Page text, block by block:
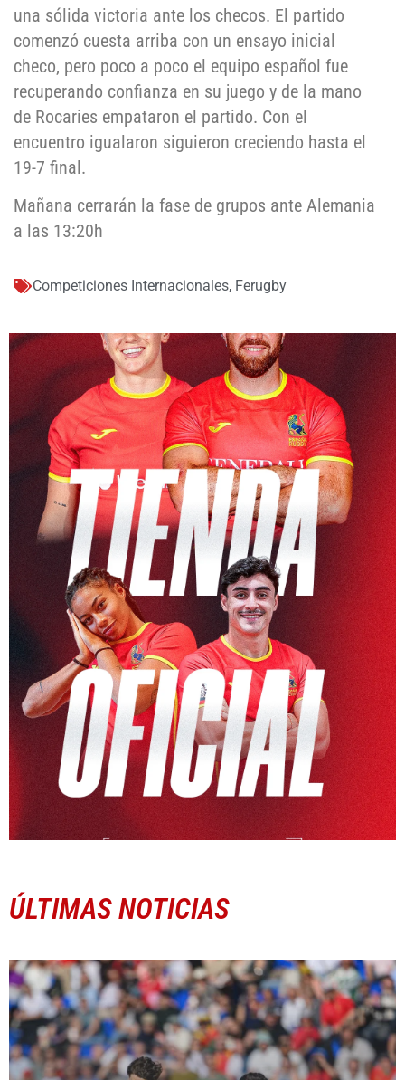
una sólida victoria ante los checos. El partido
comenzó cuesta arriba con un ensayo inicial
checo, pero poco a poco el equipo español fue
recuperando confianza en su juego y de la mano
de Rocaries empataron el partido. Con el
encuentro igualaron siguieron creciendo hasta el
19-7 final.
Mañana cerrarán la fase de grupos ante Alemania
a las 13:20h
Competiciones Internacionales, Ferugby
ÚLTIMAS NOTICIAS